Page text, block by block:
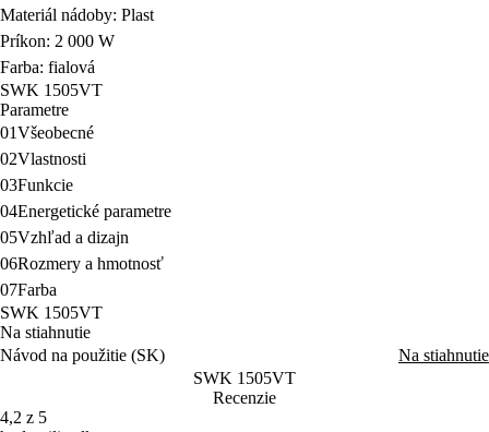
Materiál nádoby: Plast
Príkon: 2 000 W
Farba: fialová
SWK 1505VT
Parametre
01Všeobecné
02Vlastnosti
03Funkcie
04Energetické parametre
05Vzhľad a dizajn
06Rozmery a hmotnosť
07Farba
SWK 1505VT
Na stiahnutie
Návod na použitie (SK)
Na stiahnutie
SWK 1505VT
Recenzie
4,2 z 5